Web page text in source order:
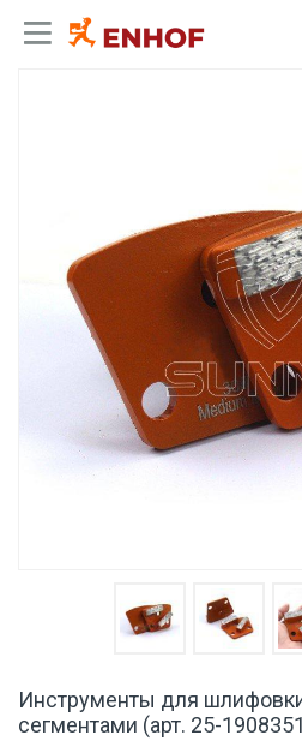
Инструменты для
сегментами (арт. 25-